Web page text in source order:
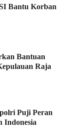
Bantu Korban
Bantuan
Raja
Puji Peran
Indonesia